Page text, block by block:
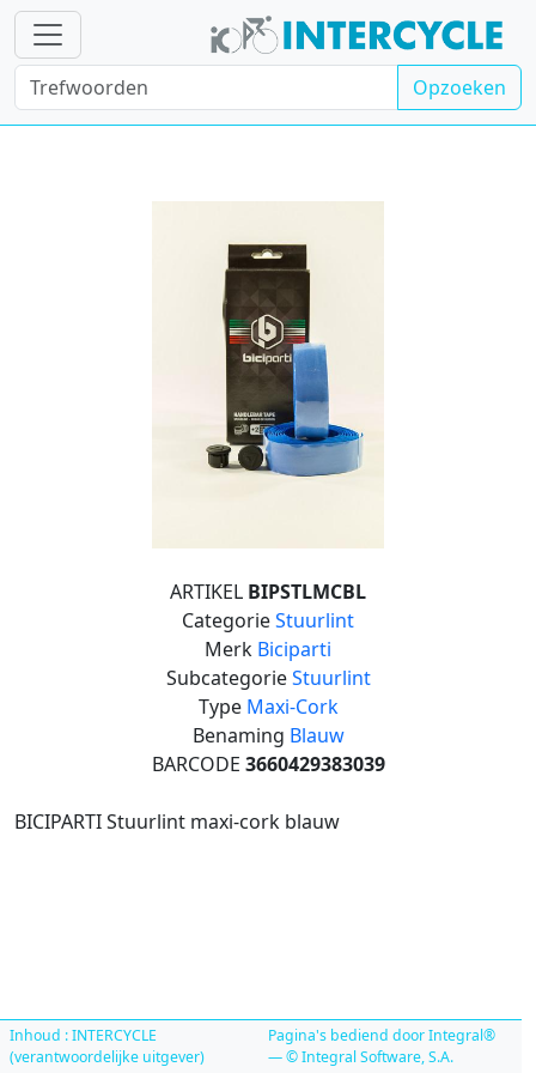
Opzoeken
ARTIKEL BIPSTLMCBL
CategorieStuurlint
Merk Biciparti
SubcategorieStuurlint
Type Maxi-Cork
Benaming Blauw
BARCODE 3660429383039
BICIPARTI Stuurlint maxi-cork blauw
Inhoud : INTERCYCLE
(verantwoordelijke uitgever)
Pagina's bediend door Integral®
— © Integral Software, S.A.